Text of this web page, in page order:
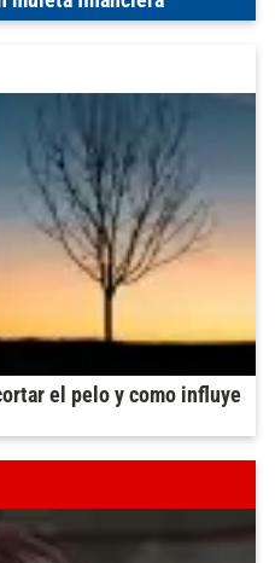
el pelo y como influye